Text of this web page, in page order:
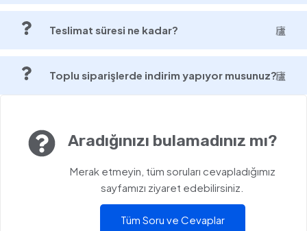
Teslimat süresi ne kadar?
Toplu siparişlerde indirim yapıyor musunuz?
Aradığınızı bulamadınız mı?
Merak etmeyin, tüm soruları cevapladığımız
sayfamızı ziyaret edebilirsiniz.
Tüm Soru ve Cevaplar